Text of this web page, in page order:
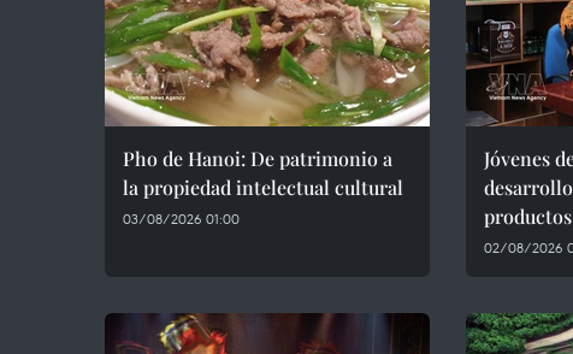
Pho de Hanoi: De patrimonio a
la propiedad intelectual cultural
03/08/2026 01:00
Jóvenes
02/08/2026